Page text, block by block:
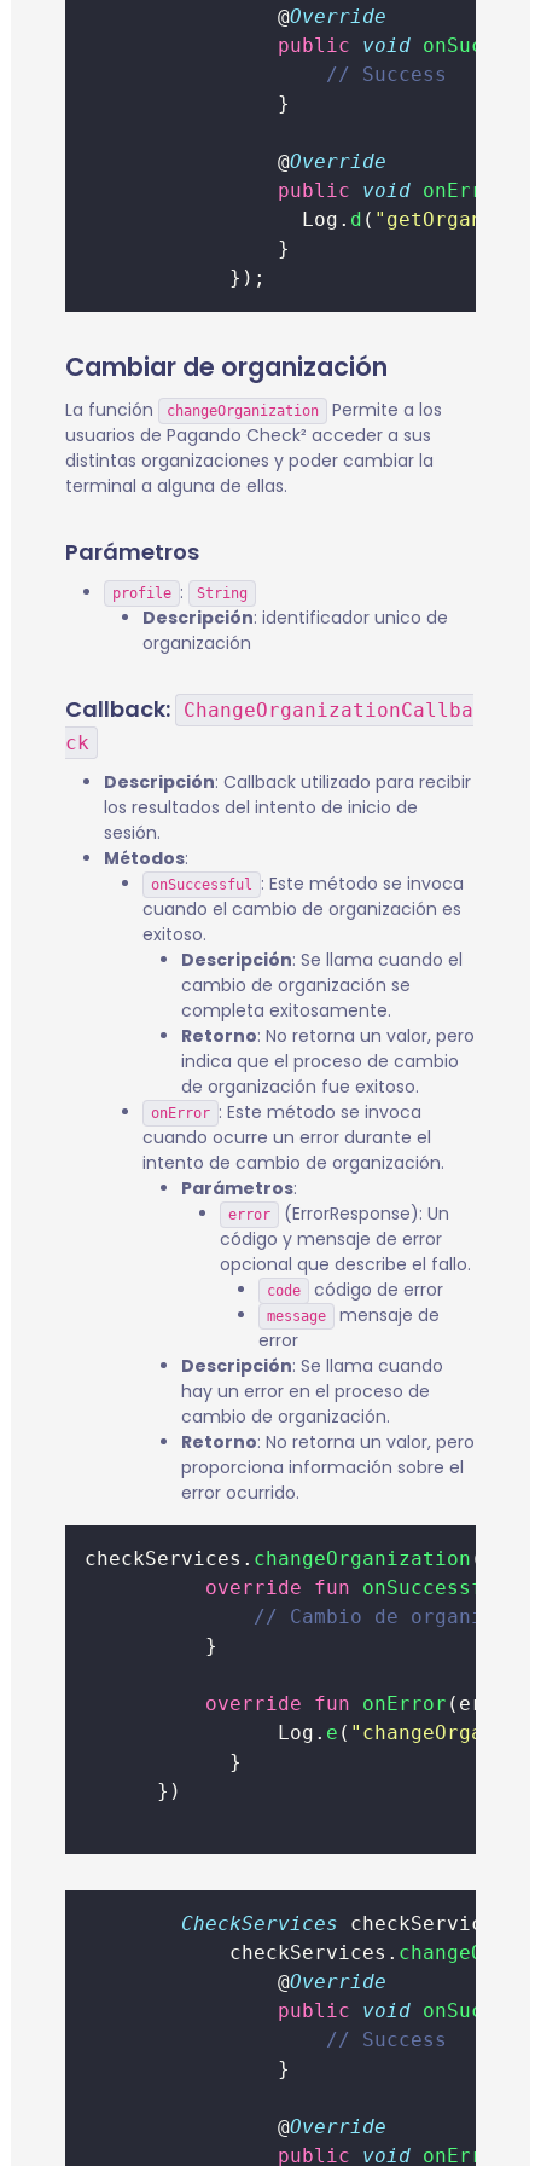
                @
Override
public
void
// Success
                }
                @
Override
public
void onError
	                Log.
d ( "
		            }
            });
Cambiar de organización
La función changeOrganization
Permite a los
usuarios de Pagando Check² acceder a sus
distintas organizaciones y poder cambiar la
terminal a alguna de ellas.
Parámetros
profile : String
Descripción: identificador unico de
organización
Callback:
ChangeOrganizationCallba
ck
Descripción: Callback utilizado para recibir
los resultados del intento de inicio de
sesión.
Métodos:
onSuccessful
: Este método se invoca
cuando el cambio de organización es
exitoso.
Descripción: Se llama cuando el
cambio de organización se
completa exitosamente.
Retorno: No retorna un valor, pero
indica que el proceso de cambio
de organización fue exitoso.
onError : Este método se invoca
cuando ocurre un error durante el
intento de cambio de organización.
Parámetros:
error
(ErrorResponse): Un
código y mensaje de error
opcional que describe el fallo.
code código de error
message
mensaje de
error
Descripción: Se llama cuando
hay un error en el proceso de
cambio de organización.
Retorno: No retorna un valor, pero
proporciona información sobre el
error ocurrido.
checkServices. changeOrganization
override
fun onSuccessful
// Cambio de
          }
override fun onError
			          Log.
e (
			      }
      })
CheckServices checkServices
            checkServices.
                @
Override
public
void
// Success
                }
                @
Override
public
void onError